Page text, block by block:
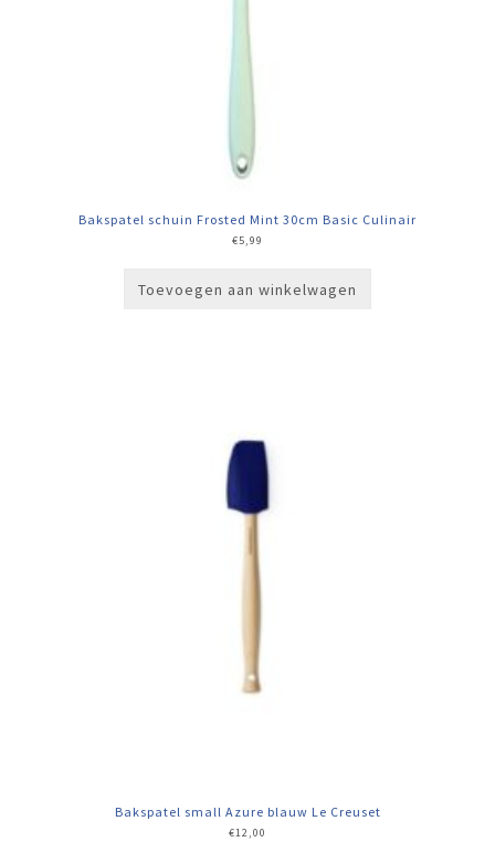
Bakspatel schuin Frosted Mint 30cm Basic Culinair
€5,99
Toevoegen aan winkelwagen
Bakspatel small Azure blauw Le Creuset
€12,00